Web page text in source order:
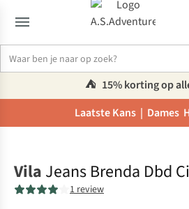
⛺️ 15% korting op
Laatste Kans | Dames
Vila Jeans Brenda Dbd
1 review